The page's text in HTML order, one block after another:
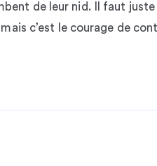
de leur nid. Il faut
mais c’est le courage de